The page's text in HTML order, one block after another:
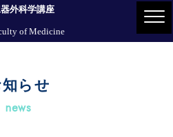
外科学講座
of Medicine
知らせ
news